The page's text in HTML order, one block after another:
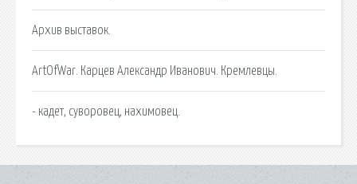
Архив выставок.
ArtOfWar. Карцев Александр Иванович. Кремлевцы.
- кадет, суворовец, нахимовец.